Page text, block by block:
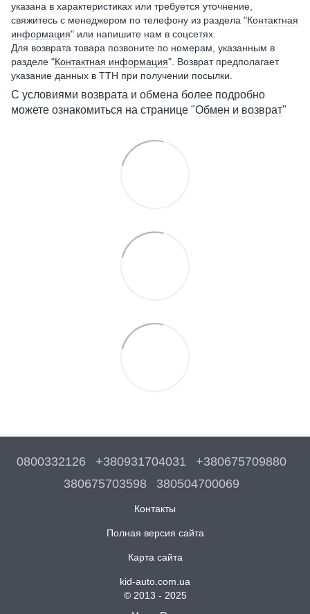
указана в характеристиках или требуется уточнение,
свяжитесь с менеджером по телефону из раздела "Контактная
информация" или напишите нам в соцсетях.
Для возврата товара позвоните по номерам, указанным в
разделе "Контактная информация". Возврат предполагает
указание данных в ТТН при получении посылки.
С условиями возврата и обмена более подробно
можете ознакомиться на странице "Обмен и возврат"
0800332126 +380931704031
+380675709880
380675703598
380504700069
Контакты
Полная версия сайта
Карта сайта
kid-auto.com.ua
© 2013 - 2025